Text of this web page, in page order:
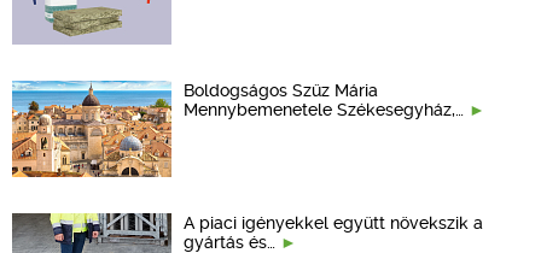
Boldogságos Szűz Mária
Mennybemenetele Székesegyház,…
A piaci igényekkel együtt növekszik a
gyártás és…